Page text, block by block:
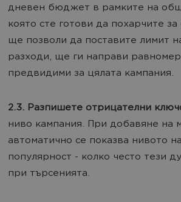
дневен бюджет в рамките на
която сте готови да похарчите
ще позволи да поставите лимит
разходи, ще ги направи
предвидими за цялата кампания.
2.3. Разпишете отрицателни
ниво кампания. При добавяне на
автоматично се показва нивото
популярност - колко често тези
при търсенията.